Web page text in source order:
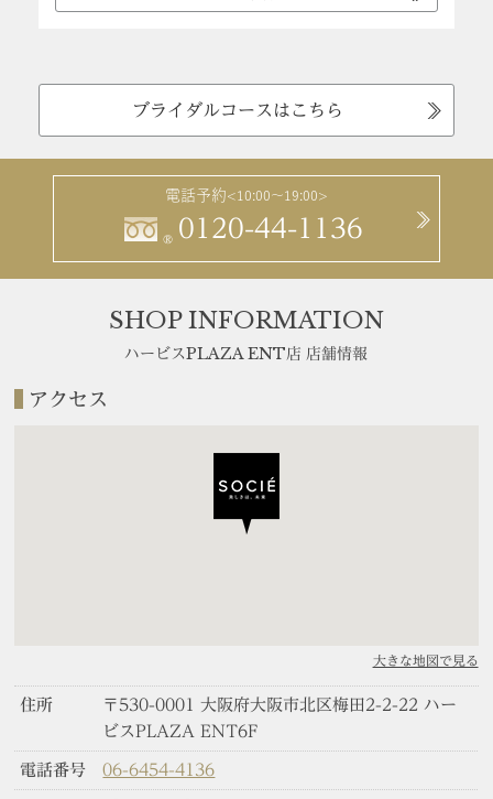
ブライダルコースはこちら
電話予約<10:00～19:00>
® 0120-44-1136
SHOP INFORMATION
ハービスPLAZA ENT店 店舗情報
アクセス
大きな地図で見る
住所
〒530-0001 大阪府大阪市北区梅田2-2-22 ハー
ビスPLAZA ENT6F
電話番号 06-6454-4136